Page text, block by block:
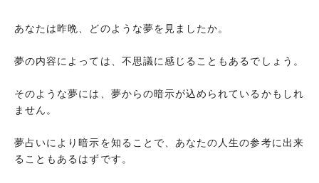
あなたは昨晩、どのような夢を見ましたか。
夢の内容によっては、不思議に感じることもあるでしょう。
そのような夢には、夢からの暗示が込められているかもしれ
ません。
夢占いにより暗示を知ることで、あなたの人生の参考に出来
ることもあるはずです。